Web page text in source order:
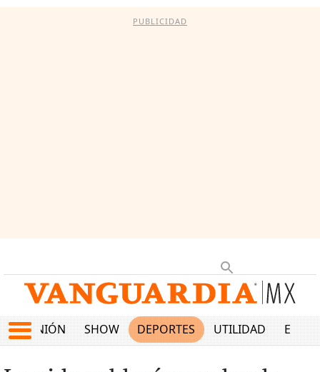
PUBLICIDAD
OPINIÓN SHOW DEPORTES UTILIDAD